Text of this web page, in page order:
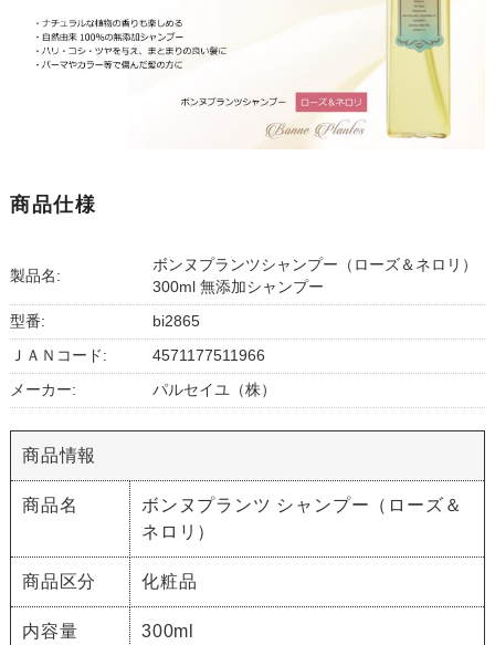
商品仕様
製品名:
ボンヌプランツシャンプー（ローズ＆ネロリ）
300ml 無添加シャンプー
型番: bi2865
ＪＡＮコード: 4571177511966
メーカー: パルセイユ（株）
商品情報
商品名
ボンヌプランツ シャンプー（ローズ＆
ネロリ）
商品区分 化粧品
内容量 300ml